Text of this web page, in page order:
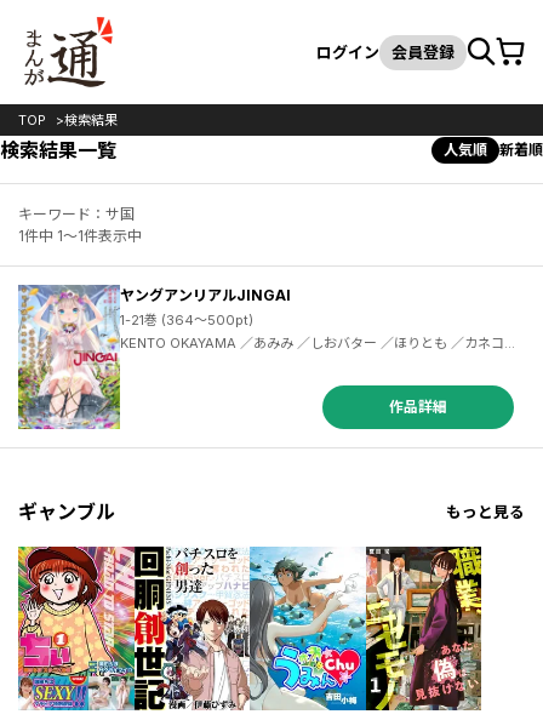
検索
ログイン 会員登録カート
TOP 検索結果
検索結果一覧 人気順 新着順
キーワード：サ国
1件中 1～1件表示中
ヤングアンリアルJINGAI
1-21巻 (364～500pt)
KENTO OKAYAMA ／あみみ ／しおバター ／ほりとも ／カネコナオヤ ／まさma ／丸井シロ ／KENTO OKAYAMA ／usachanGET ／溝鼠ギャン ／てるを ／あまがえる ／あみみ ／木材石材 ／おきつぐ ／あんのあーの ／うまくち醤油 ／羅ぶい ／溝鼠ギャ ／まさma ／くりから ／白金宵 ／こぐまのジョーイ ／KENTOOKAYAMA ／ゐおり ／こーやふ ／幸灯 ／ぜいよん ／ねこめたる ／れいなま ／らくじん ／KENTO OKAYAMA ／ディメトロ ／ヤマアラシ ／丸井シロ ／まさma ／溝鼠ギャン ／内藤キララ ／鱈 ／梅原うめ
作品詳細
ギャンブル もっと見る